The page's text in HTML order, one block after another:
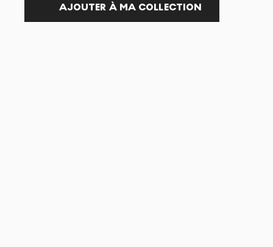
AJOUTER À MA COLLECTION